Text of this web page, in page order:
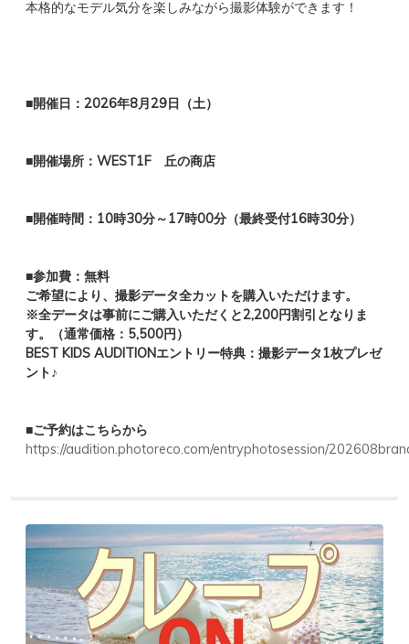
本格的なモデル気分を楽しみながら撮影体験ができます！
■開催日：2026年8月29日（土）
■開催場所：WEST1F 丘の商店
■開催時間：10時30分～17時00分（最終受付16時30分）
■参加費：無料
ご希望により、撮影データ全カットを購入いただけます。
※全データは事前にご購入いただくと2,200円割引となりま
す。（通常価格：5,500円）
BEST KIDS AUDITIONエントリー特典：撮影データ1枚プレゼ
ント♪
■ご予約はこちらから
https://audition.photoreco.com/entryphotosession/